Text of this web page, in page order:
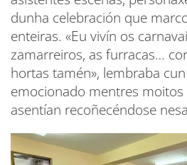
dunha celebración que
enteiras. «Eu vivín os
zamarreiros, as furracas…
hortas tamén», lembraba
emocionado mentres
asentían recoñecéndose